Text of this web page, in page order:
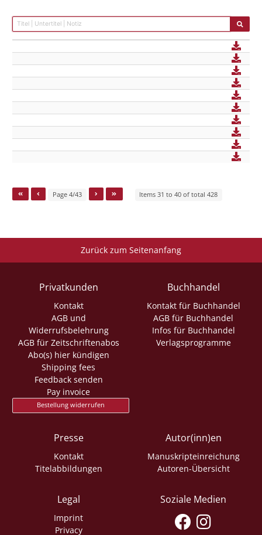
Page 4/43 Items 31 to 40 of total 428
Zurück zum Seitenanfang
Privatkunden
Kontakt
AGB und
Widerrufsbelehrung
AGB für Zeitschriftenabos
Abo(s) hier kündigen
Shipping fees
Feedback senden
Pay invoice
Bestellung widerrufen
Buchhandel
Kontakt für Buchhandel
AGB für Buchhandel
Infos für Buchhandel
Verlagsprogramme
Presse
Kontakt
Titelabbildungen
Autor(inn)en
Manuskripteinreichung
Autoren-Übersicht
Legal
Imprint
Privacy
Soziale Medien